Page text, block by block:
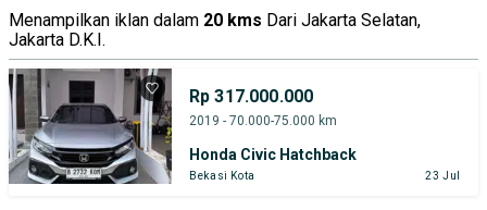
Menampilkan iklan dalam 20 kms Dari Jakarta Selatan,
Jakarta D.K.I.
Rp 317.000.000
2019 - 70.000-75.000 km
Honda Civic Hatchback
Bekasi Kota 23 Jul